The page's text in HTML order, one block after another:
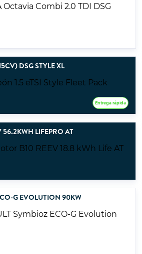
DSG STYLE XL
Entrega rápida
56.2KWH LIFEPRO AT
G EVOLUTION 90KW